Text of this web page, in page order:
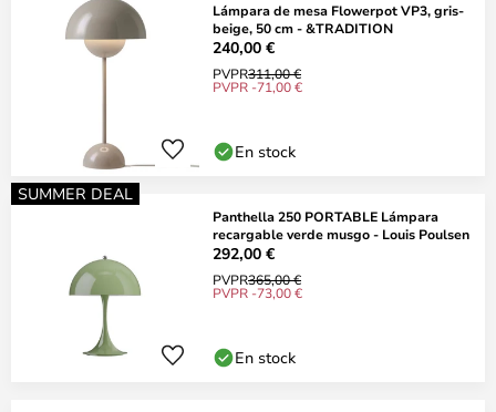
Lámpara de mesa Flowerpot VP3, gris-
beige, 50 cm - &TRADITION
240,00 €
PVPR311,00 €
PVPR -71,00 €
En stock
SUMMER DEAL
Panthella 250 PORTABLE Lámpara
recargable verde musgo - Louis Poulsen
292,00 €
PVPR365,00 €
PVPR -73,00 €
En stock